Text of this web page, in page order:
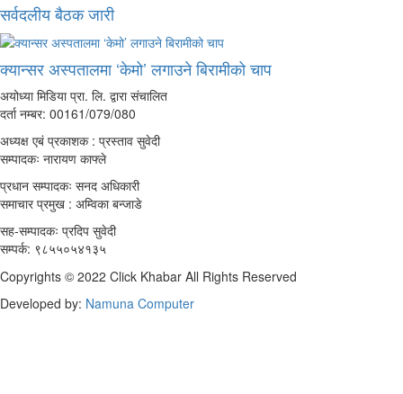
सर्वदलीय बैठक जारी
क्यान्सर अस्पतालमा ‘केमो’ लगाउने बिरामीको चाप
अयोध्या मिडिया प्रा. लि. द्वारा संचालित
दर्ता नम्बर: 00161/079/080
अध्यक्ष एबं प्रकाशक : प्रस्ताव सुवेदी
सम्पादकः नारायण काफ्ले
प्रधान सम्पादकः सनद अधिकारी
समाचार प्रमुख : अम्विका बन्जाडे
सह-सम्पादकः प्रदिप सुवेदी
सम्पर्क: ९८५५०५४१३५
Copyrights © 2022 Click Khabar All Rights Reserved
Developed by: Namuna Computer